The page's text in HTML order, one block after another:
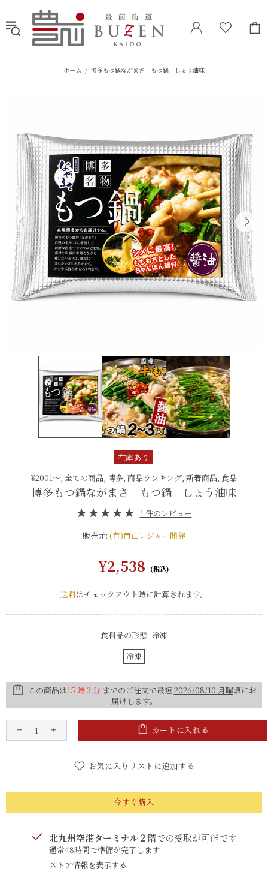
ホーム 博多もつ鍋ながまさ もつ鍋 しょう油味
在庫あり
¥2001〜, 全ての商品, 博多, 商品ランキング, 新着商品, 食品
博多も​つ​鍋なが​まさ もつ​鍋 しょう​油味
1 件のレビュー
販売元: (有)市山レジャー開発
¥2,538
送料はチェックアウト時に計算されます。
食料品の形態: 冷凍
冷凍
この商品は15 時 3 分までのご注文で最短2026/08/10 月曜頃にお
届けします。
カートに入れる
お気に入りリストに追加する
今すぐ購入
北九州空港ターミナル２階での受取が可能です
通常48時間で準備が完了します
ストア情報を表示する